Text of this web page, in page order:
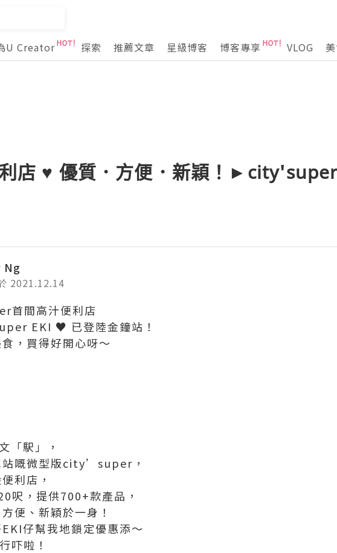
U Creator 探索 推薦文章 星級博客 博客專享 VLOG
店 ♥ 優質．方便．新穎！
Ng
2021.12.14
間高汁便利店
EKI ♥ 已登陸金鐘站！
，買得好開心呀～
「駅」，
站嘅微型版city’super，
利店，
呎，提供700+款產品，
便、新穎於一身！
仔幫我地鎖定優惠添～
吓啦！